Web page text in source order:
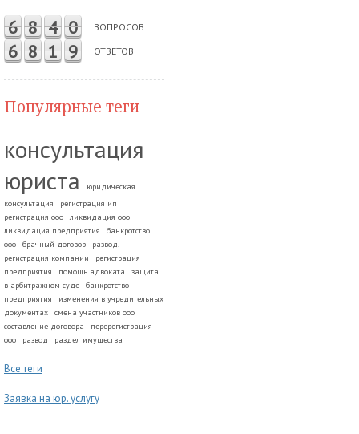
6 8 4 0 ВОПРОСОВ
6 8 1 9 ОТВЕТОВ
Популярные теги
консультация
юриста
юридическая
консультация
регистрация ип
регистрация ооо
ликвидация ооо
ликвидация предприятия
банкротство
ооо
брачный договор
развод.
регистрация компании
регистрация
предприятия
помощь адвоката
защита
в арбитражном суде
банкротство
предприятия
изменения в учредительных
документах
смена участников ооо
составление договора
перерегистрация
ооо
развод раздел имущества
Все теги
Заявка на юр. услугу